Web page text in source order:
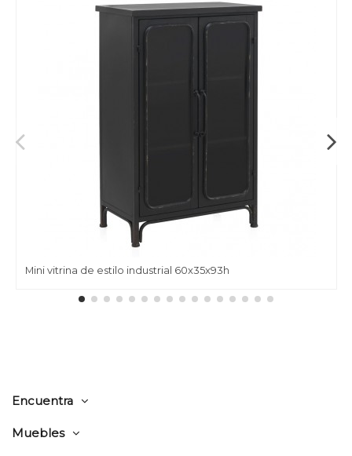
Mini vitrina de estilo industrial 60x35x93h
Encuentra
Muebles